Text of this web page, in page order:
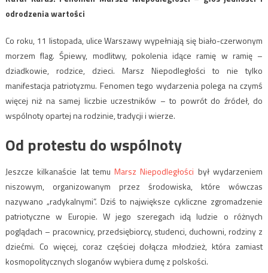
odrodzenia wartości
Co roku, 11 listopada, ulice Warszawy wypełniają się biało-czerwonym
morzem flag. Śpiewy, modlitwy, pokolenia idące ramię w ramię –
dziadkowie, rodzice, dzieci. Marsz Niepodległości to nie tylko
manifestacja patriotyzmu. Fenomen tego wydarzenia polega na czymś
więcej niż na samej liczbie uczestników – to powrót do źródeł, do
wspólnoty opartej na rodzinie, tradycji i wierze.
Od protestu do wspólnoty
Jeszcze kilkanaście lat temuMarsz Niepodległości był wydarzeniem
niszowym, organizowanym przez środowiska, które wówczas
nazywano „radykalnymi”. Dziś to największe cykliczne zgromadzenie
patriotyczne w Europie. W jego szeregach idą ludzie o różnych
poglądach – pracownicy, przedsiębiorcy, studenci, duchowni, rodziny z
dziećmi. Co więcej, coraz częściej dołącza młodzież, która zamiast
kosmopolitycznych sloganów wybiera dumę z polskości.